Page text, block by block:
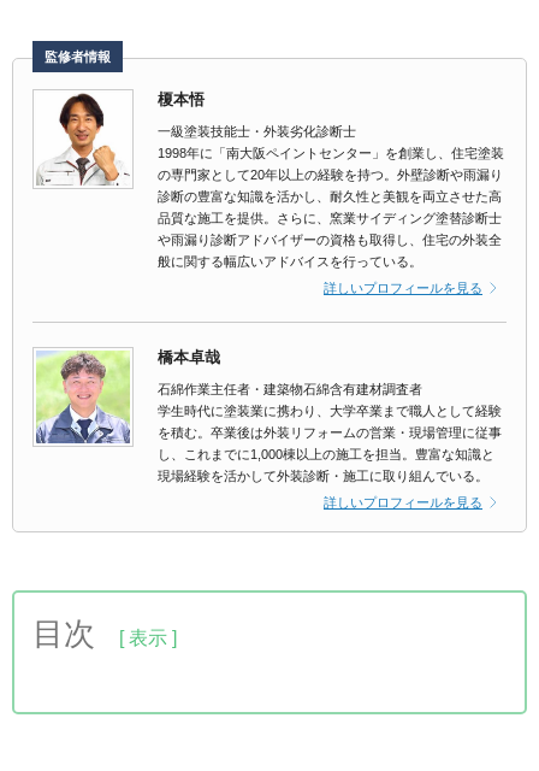
監修者情報
榎本悟
一級塗装技能士・外装劣化診断士
1998年に「南大阪ペイントセンター」を創業し、住宅塗装
の専門家として20年以上の経験を持つ。外壁診断や雨漏り
診断の豊富な知識を活かし、耐久性と美観を両立させた高
品質な施工を提供。さらに、窯業サイディング塗替診断士
や雨漏り診断アドバイザーの資格も取得し、住宅の外装全
般に関する幅広いアドバイスを行っている。
詳しいプロフィールを見る
橋本卓哉
石綿作業主任者・建築物石綿含有建材調査者
学生時代に塗装業に携わり、大学卒業まで職人として経験
を積む。卒業後は外装リフォームの営業・現場管理に従事
し、これまでに1,000棟以上の施工を担当。豊富な知識と
現場経験を活かして外装診断・施工に取り組んでいる。
詳しいプロフィールを見る
目次
1.ケイカル板とは？